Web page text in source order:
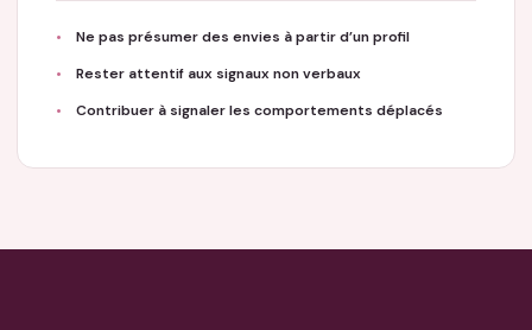
Ne pas présumer des envies à partir d’un profil
Rester attentif aux signaux non verbaux
Contribuer à signaler les comportements déplacés